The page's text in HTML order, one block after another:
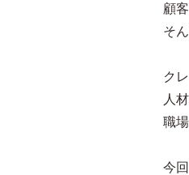
顧
そ
ク
人
職
今